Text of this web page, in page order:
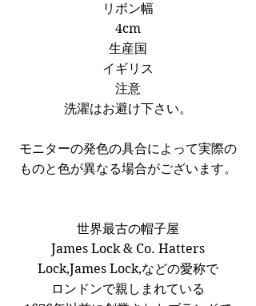
リボン幅
4cm
生産国
イギリス
注意
洗濯はお避け下さい。
モニターの発色の具合によって実際の
ものと色が異なる場合がございます。
世界最古の帽子屋
James Lock & Co. Hatters
Lock,James Lock,などの愛称で
ロンドンで親しまれている